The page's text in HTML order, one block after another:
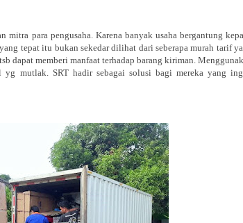
mitra para pengusaha. Karena banyak usaha bergantung
tepat itu bukan sekedar dilihat dari seberapa murah tarif
dapat memberi manfaat terhadap barang kiriman.
yg mutlak. SRT hadir sebagai solusi bagi mereka yang